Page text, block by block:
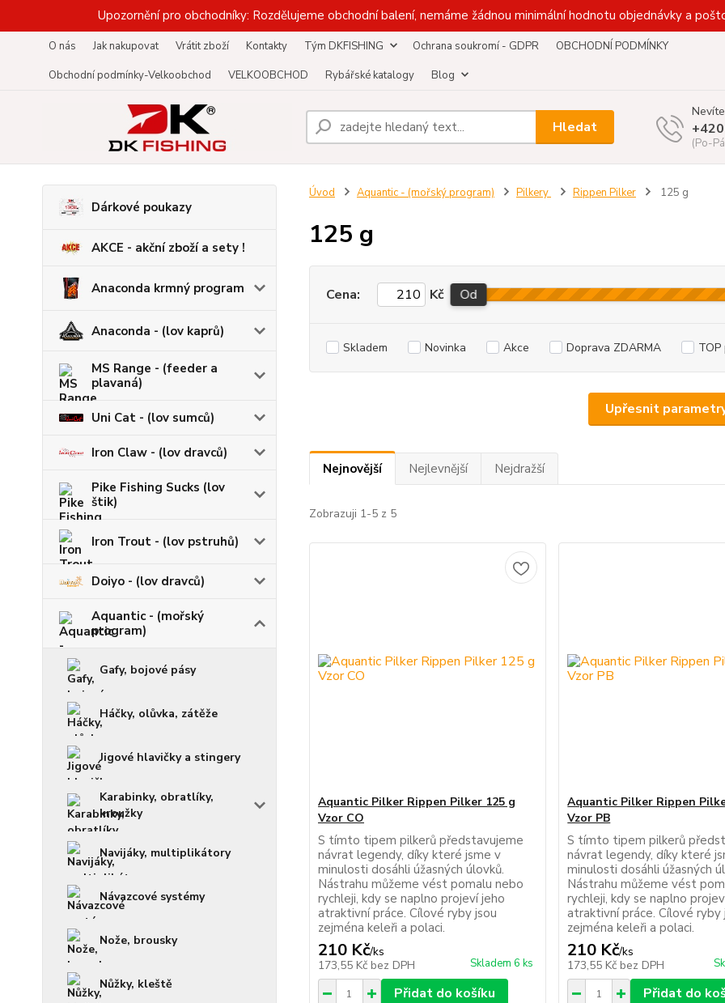
Upozornění pro obchodníky: Rozdělujeme obchodní balení, nemáme žádnou minimální hodnotu objednávky a
O nás Jak nakupovat Vrátit zboží Kontakty Tým DKFISHING Ochrana soukromí - GDPR
OBCHODNÍ PODMÍNKY
Obchodní podmínky-Velkoobchod
VELKOOBCHOD Rybářské katalogy Blog
Hledat
(Po-
Dárkové poukazy
AKCE - akční zboží a sety !
Anaconda krmný program
Anaconda - (lov kaprů)
MS Range - (feeder a
plavaná)
Uni Cat - (lov sumců)
Iron Claw - (lov dravců)
Pike Fishing Sucks (lov
štik)
Iron Trout - (lov pstruhů)
Doiyo - (lov dravců)
Aquantic - (mořský
program)
Gafy, bojové pásy
Háčky, olůvka, zátěže
Jigové hlavičky a stingery
Karabinky, obratlíky,
kroužky
Navijáky, multiplikátory
Návazcové systémy
Nože, brousky
Nůžky, kleště
Úvod Aquantic - (mořský program) Pilkery Rippen Pilker 125 g
125 g
Upřesnit
Cena: Kč Od
Skladem Novinka Akce Doprava ZDARMA
Nejnovější Nejlevnější Nejdražší
Zobrazuji 1-5 z 5
Aquantic Pilker Rippen Pilker 125 g
Vzor CO
S tímto tipem pilkerů představujeme
návrat legendy, díky které jsme v
minulosti dosáhli úžasných úlovků.
Nástrahu můžeme vést pomalu nebo
rychleji, kdy se naplno projeví jeho
atraktivní práce. Cílové ryby jsou
zejména keleři a polaci.
210 Kč/ks
173,55 Kč bez DPH Skladem 6 ks
Přidat do košíku
Aquantic Pilker Rippen
Vzor PB
S tímto tipem pilkerů
návrat legendy, díky které
minulosti dosáhli úžasných
Nástrahu můžeme vést
rychleji, kdy se naplno
atraktivní práce. Cílové ryby
zejména keleři a polaci.
210 Kč/ks
173,55 Kč bez DPH
Přidat do